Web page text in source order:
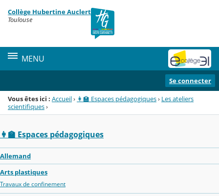
Menu de la rubrique
Contenu
Collège Hubertine Auclert
Toulouse
MENU
Se connecter
Vous êtes ici : Accueil› 👩‍🏫 Espaces pédagogiques› Les ateliers
scientifiques›
👩‍🏫 Espaces pédagogiques
Allemand
Arts plastiques
Travaux de confinement